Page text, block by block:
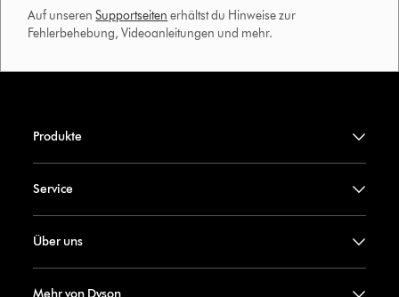
Auf unserenSupportseiten erhältst du Hinweise zur
Fehlerbehebung, Videoanleitungen und mehr.
Produkte
Service
Über uns
Mehr von Dyson